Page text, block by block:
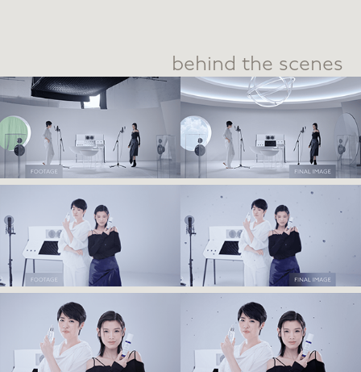
behind the scenes